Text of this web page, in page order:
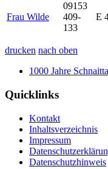
Frau Wilde
09153
409-
133
E
drucken nach oben
1000 Jahre
Quicklinks
Kontakt
Inhaltsverzeichnis
Impressum
Datenschutzhinweis